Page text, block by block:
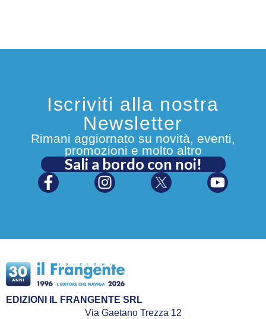
Iscriviti alla nostra
Newsletter
Rimani aggiornato su novità, eventi,
promozioni e molto altro
Sali a bordo con noi!
EDIZIONI IL FRANGENTE SRL
Via Gaetano Trezza 12